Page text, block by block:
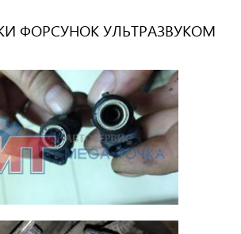
ФОРСУНОК УЛЬТРАЗВУКОМ